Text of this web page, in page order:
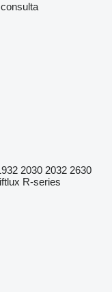
2030 2032 2630
R-series